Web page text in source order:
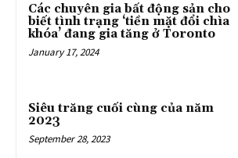
Các chuyên gia bất động sản cho
biết tình trạng ‘tiền mặt đổi chìa
khóa’ đang gia tăng ở Toronto
January 17, 2024
Siêu trăng cuối cùng của năm
2023
September 28, 2023